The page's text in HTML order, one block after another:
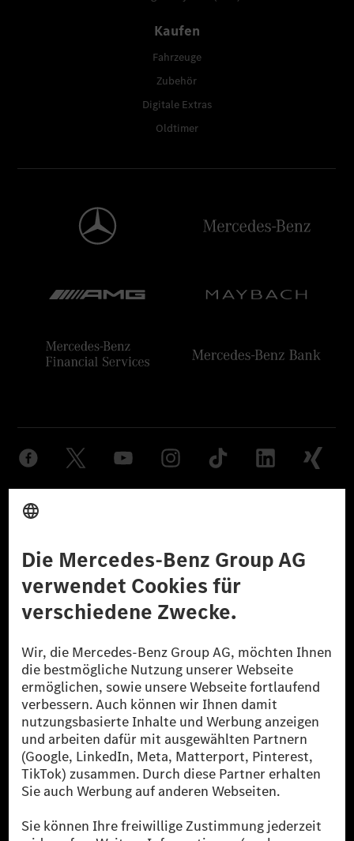
Kaufen
Fahrzeuge
Zubehör
Digitale Extras
Oldtimer
© 2026 Mercedes-Benz Group AG. Alle Rechte vorbehalten.
reduzierte CO₂-Emissionen bei der Mercedes-Benz Group durch
zertifizierte Ausgleichsprojekte kompensiert werden.
[2] Renewable Charging ist ein integraler Bestandteil von MB.CHARGE
Public in Europa, den USA, Kanada und China. Sofern an der jeweiligen
Ladestation noch kein Strom aus erneuerbaren Energien vorliegt,
verwendet Renewable Charging Grünstromzertifikate*. Diese stellen
sicher, dass für Ladevorgänge über MB.CHARGE Public eine äquivalente
Strommenge aus erneuerbaren Energien ins Stromnetz eingespeist wird.
Sie stammen ausschließlich aus Wind- und Solarkraftanlagen, die jünger
als sechs Jahre sind.
* Inkl. EKOenergy Ökolabel
* Die angegebenen Werte wurden nach dem vorgeschriebenen
Messverfahren WLTP (Worldwide harmonised Light vehicles Test